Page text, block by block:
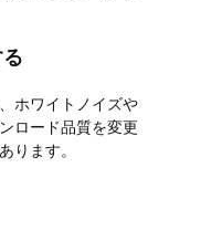
ホワイトノイズや
ロード品質を変更
ります。